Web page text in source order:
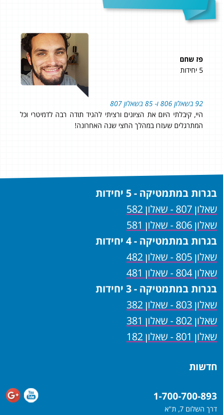
פז שחם
5 יחידות
92 בשאלון 806 ו- 85 בשאלון 807
היי, קיבלתי היום את הציונים ורציתי להגיד תודה רבה לדמיטרי וכל
המתרגלים שעזרו במהלך החצי שנה האחרונה!
בגרות במתמטיקה - 5 יחידות
שאלון 807 - שאלון 582
שאלון 806 - שאלון 581
בגרות במתמטיקה - 4 יחידות
שאלון 805 - שאלון 482
שאלון 804 - שאלון 481
בגרות במתמטיקה - 3 יחידות
שאלון 803 - שאלון 382
שאלון 802 - שאלון 381
שאלון 801 - שאלון 182
חדשות
1-700-700-893
דרך השלום 7, ת"א